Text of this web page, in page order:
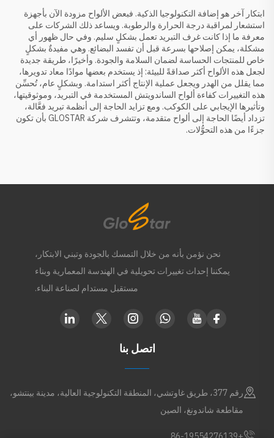
ابتكار آخر هو إضافة التكنولوجيا الذكية. فبعض الألواح مزودة الآن بأجهزة
استشعار لمراقبة درجة الحرارة والرطوبة. ويساعد ذلك الشركات على
معرفة ما إذا كانت غرف التبريد تعمل بشكلٍ سليم. وفي حال ظهور أي
مشكلة، يمكن إصلاحها بسرعة قبل أن تفسد البضائع. وهي مفيدةٌ بشكلٍ
خاص للمنتجات الحساسة لضمان السلامة والجودة. وأخيرًا، طريقة جديدة
لجعل هذه الألواح أكثر صداقةً للبيئة: إذ يستخدم بعضها موادًا معاد تدويرها،
مما يقلل من الهدر ويجعل عملية الإنتاج أكثر استدامة. وبشكلٍ عام، تُحسِّن
هذه التغييرات كفاءة ألواح الساندويتش المستخدمة في التبريد، وموثوقيتها،
وتأثيرها الإيجابي على الكوكب. ومع تزايد الحاجة إلى أنظمة تبريد فعَّالة،
تزداد أيضًا الحاجة إلى ألواح متقدمة، وتتشرف شركة GLOSTAR بأن تكون
جزءًا من هذه التحوُّلات.
نحن نؤمن بأنه من خلال التمسك بالجودة وتبني الابتكار،
يمكننا إحداث تغييرات تحويلية في الهندسة المعمارية وبناء
مستقبل مستدام لصناعة البناء.
اتصل بنا
رقم 377، طريق غاوتشي، المنطقة التكنولوجية العالية، مدينة بينتشو،
مقاطعة شاندونغ، الصين